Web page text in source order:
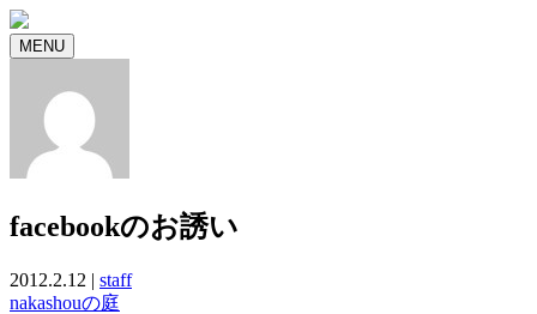
MENU
facebookのお誘い
2012.2.12 | staff
nakashouの庭